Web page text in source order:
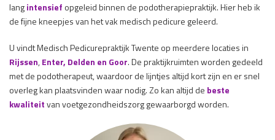
langintensief opgeleid binnen de podotherapiepraktijk. Hier heb ik
de fijne kneepjes van het vak medisch pedicure geleerd.
U vindt Medisch Pedicurepraktijk Twente op meerdere locaties in
Rijssen,Enter, Delden en Goor. De praktijkruimten worden gedeeld
met de podotherapeut, waardoor de lijntjes altijd kort zijn en er snel
overleg kan plaatsvinden waar nodig. Zo kan altijd de beste
kwaliteitvan voetgezondheidszorg gewaarborgd worden.